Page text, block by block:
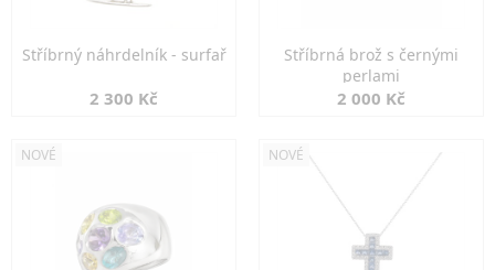
Stříbrný náhrdelník - surfař
2 300 Kč
Stříbrná brož s černými
perlami
2 000 Kč
NOVÉ NOVÉ